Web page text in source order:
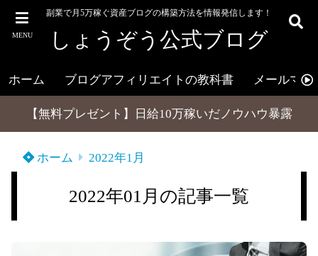
MENU
副業で月5万稼ぐ資産ブログの構築方法を情報発信します！
しょうぞう公式ブログ
ホーム ブログアフィリエイトの教科書 メールマガ
【無料プレゼント】日給10万稼いだノウハウ暴露
ホーム 2022年1月
2022年01月の記事一覧